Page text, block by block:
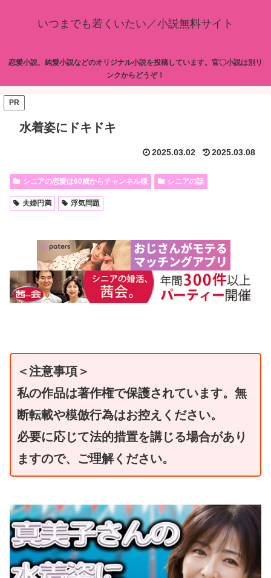
いつまでも若くいたい／小説無料サイト
恋愛小説、純愛小説などのオリジナル小説を投稿しています。官〇小説は別リ
ンクからどうぞ！
PR
水着姿にドキドキ
2025.03.02 2025.03.08
シニアの恋愛は60歳からチャンネル様 シニアの話
夫婦円満 浮気問題
＜注意事項＞
私の作品は著作権で保護されています。無
断転載や模倣行為はお控えください。
必要に応じて法的措置を講じる場合があり
ますので、ご理解ください。